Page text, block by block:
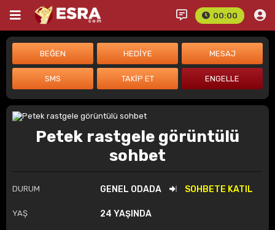
00:00
Petek rastgele görüntülü
sohbet
DURUM GENEL ODADA SOHBETE KATIL
YAŞ 24 YAŞINDA